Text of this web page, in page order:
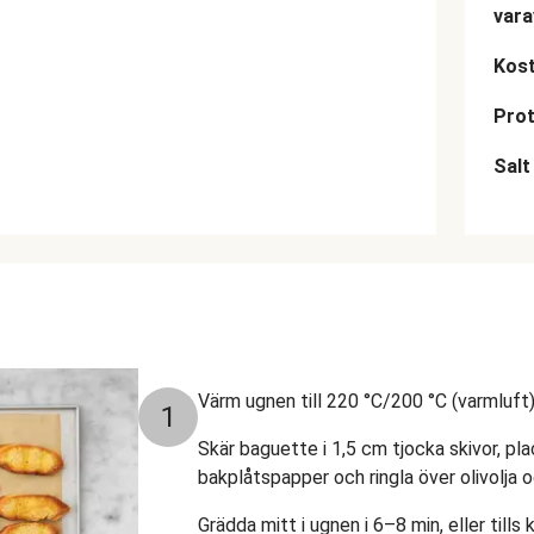
Salt
1 Värm ugnen till 220 °C/200 °C
Skär baguette i 1,5 cm tjocka skivor,
bakplåtspapper och ringla över olivolja
Grädda mitt i ugnen i 6–8 min, eller tills